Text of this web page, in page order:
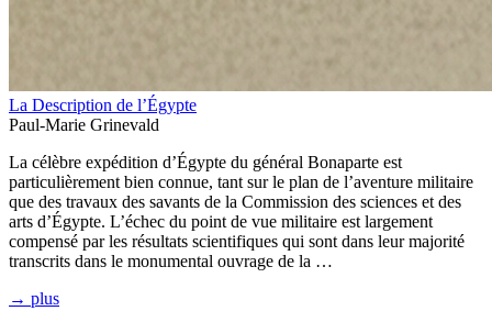
La Description de l’Égypte
Paul-Marie Grinevald
La célèbre expédition d’Égypte du général Bonaparte est
particulièrement bien connue, tant sur le plan de l’aventure militaire
que des travaux des savants de la Commission des sciences et des
arts d’Égypte. L’échec du point de vue militaire est largement
compensé par les résultats scientifiques qui sont dans leur majorité
transcrits dans le monumental ouvrage de la …
→ plus